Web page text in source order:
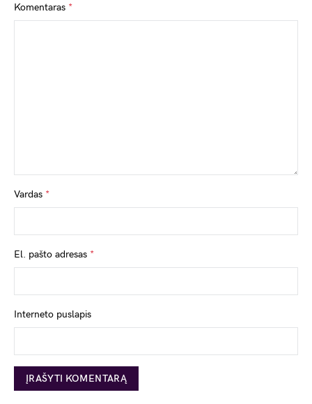
Komentaras *
Vardas *
El. pašto adresas *
Interneto puslapis